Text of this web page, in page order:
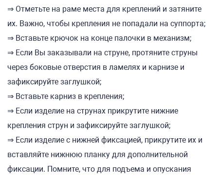
⇒ Отметьте на раме места для креплений и затяните
их. Важно, чтобы крепления не попадали на суппорта;
⇒ Вставьте крючок на конце палочки в механизм;
⇒ Если Вы заказывали на струне, протяните струны
через боковые отверстия в ламелях и карнизе и
зафиксируйте заглушкой;
⇒ Вставьте карниз в крепления;
⇒ Если изделие на струнах прикрутите нижние
крепления струн и зафиксируйте заглушкой;
⇒ Если изделие с нижней фиксацией, прикрутите их и
вставляйте нижнюю планку для дополнительной
фиксации. Помните, что для подъема и опускания